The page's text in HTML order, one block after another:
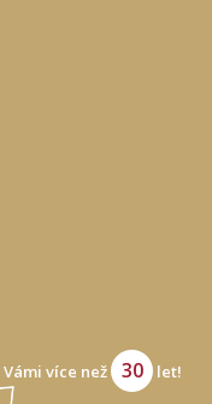
Vámi více než
30 let!